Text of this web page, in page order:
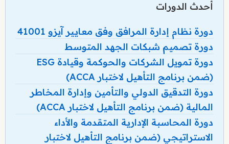
أحدث الدورات
دورة نظام إدارة المرافق وفق معايير آيزو 41001
دورة تصميم شبكات الجهد المتوسط
دورة تمويل الشركات والحوكمة وقيادة ESG
(ضمن برنامج التأهيل لاختبار ACCA)
دورة التدقيق الدولي والتأمين وإدارة المخاطر
المالية (ضمن برنامج التأهيل لاختبار ACCA)
دورة المحاسبة الإدارية المتقدمة والأداء
الاستراتيجي (ضمن برنامج التأهيل لاختبار